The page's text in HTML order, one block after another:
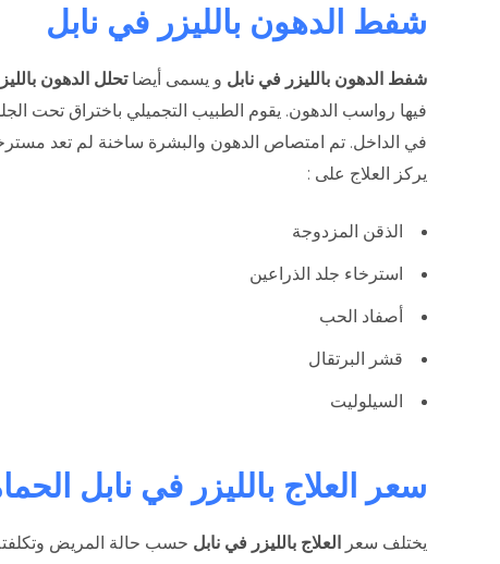
شفط الدهون بالليزر في نابل
شفط الدهون بالليزر في نابل و يسمى أيضاتحلل الدهون
فيها رواسب الدهون. يقوم الطبيب التجميلي باختراق تحت
في الداخل. تم امتصاص الدهون والبشرة ساخنة لم تعد
يركز العلاج على :
الذقن المزدوجة
استرخاء جلد الذراعين
أصفاد الحب
قشر البرتقال
السيلوليت
سعر العلاج بالليزر في نابل
يختلف سعر العلاج بالليزر في نابل حسب حالة المريض